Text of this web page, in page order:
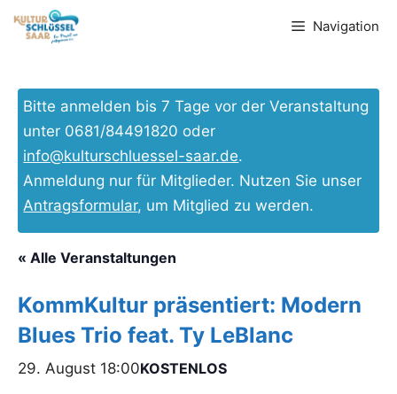
Inhalt
Navigation
Bitte anmelden bis 7 Tage vor der Veranstaltung
unter 0681/84491820 oder
info@kulturschluessel-saar.de.
Anmeldung nur für Mitglieder. Nutzen Sie unser
Antragsformular, um Mitglied zu werden.
« Alle Veranstaltungen
KommKultur präsentiert: Modern
Blues Trio feat. Ty LeBlanc
29. August 18:00KOSTENLOS